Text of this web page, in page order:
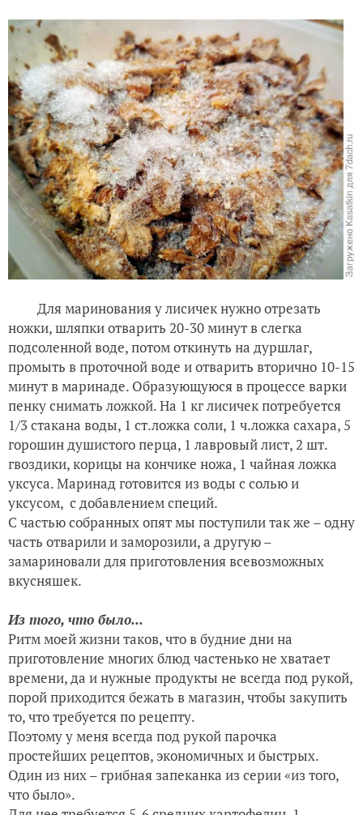
Для маринования у лисичек нужно отрезать
ножки, шляпки отварить 20-30 минут в слегка
подсоленной воде, потом откинуть на дуршлаг,
промыть в проточной воде и отварить вторично 10-15
минут в маринаде. Образующуюся в процессе варки
пенку снимать ложкой. На 1 кг лисичек потребуется
1/3 стакана воды, 1 ст.ложка соли, 1 ч.ложка сахара, 5
горошин душистого перца, 1 лавровый лист, 2 шт.
гвоздики, корицы на кончике ножа, 1 чайная ложка
уксуса. Маринад готовится из воды с солью и
уксусом, с добавлением специй.
С частью собранных опят мы поступили так же – одну
часть отварили и заморозили, а другую –
замариновали для приготовления всевозможных
вкусняшек.
Из того, что было...
Ритм моей жизни таков, что в будние дни на
приготовление многих блюд частенько не хватает
времени, да и нужные продукты не всегда под рукой,
порой приходится бежать в магазин, чтобы закупить
то, что требуется по рецепту.
Поэтому у меня всегда под рукой парочка
простейших рецептов, экономичных и быстрых.
Один из них – грибная запеканка из серии «из того,
что было».